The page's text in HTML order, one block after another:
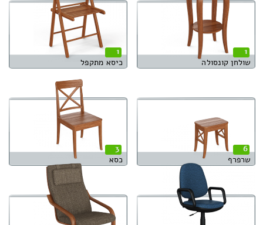
1
שולחן קונסולה
1
כיסא מתקפל
6
שרפרף
3
כסא